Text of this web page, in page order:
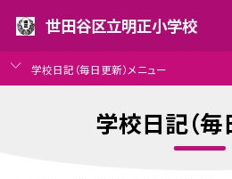
世田谷区立明正小学校
学校日記（毎日更新）メニュー
学校日記（毎